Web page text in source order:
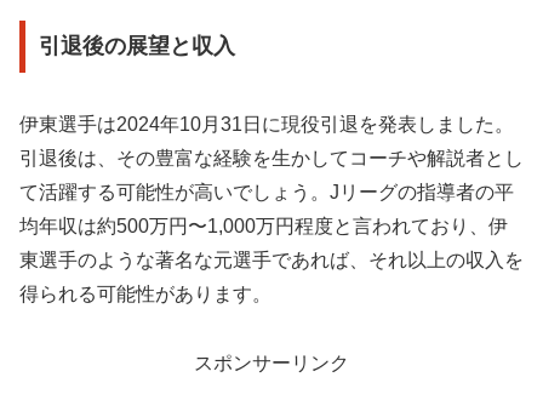
引退後の展望と収入
伊東選手は2024年10月31日に現役引退を発表しました。
引退後は、その豊富な経験を生かしてコーチや解説者とし
て活躍する可能性が高いでしょう。Jリーグの指導者の平
均年収は約500万円〜1,000万円程度と言われており、伊
東選手のような著名な元選手であれば、それ以上の収入を
得られる可能性があります。
スポンサーリンク